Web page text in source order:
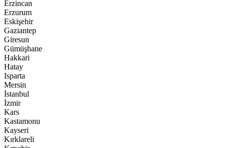
Erzincan
Erzurum
Eskişehir
Gaziantep
Giresun
Gümüşhane
Hakkari
Hatay
Isparta
Mersin
İstanbul
İzmir
Kars
Kastamonu
Kayseri
Kırklareli